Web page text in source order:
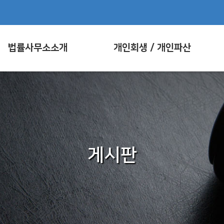
법률사무소소개 개인회생 / 개인파산
게시판